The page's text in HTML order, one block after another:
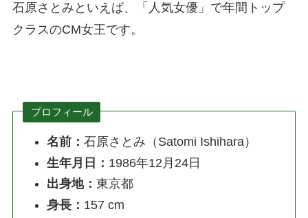
石原さとみといえば、「人気女優」で年間トップ
クラスのCM女王です。
プロフィール
名前：石原さとみ（Satomi Ishihara）
生年月日： 1986年12月24日
出身地：東京都
身長： 157 cm